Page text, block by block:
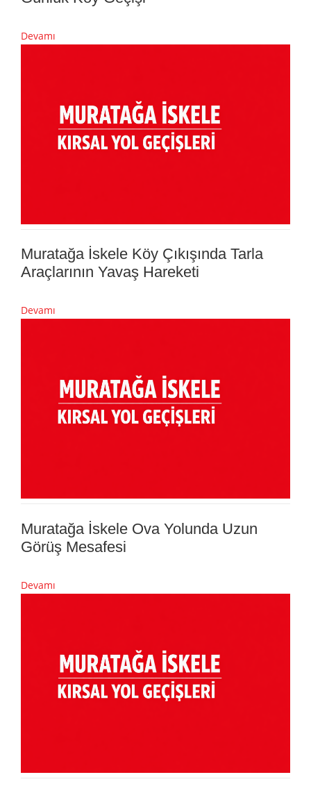
Devamı
Muratağa İskele Köy Çıkışında Tarla
Araçlarının Yavaş Hareketi
Devamı
Muratağa İskele Ova Yolunda Uzun
Görüş Mesafesi
Devamı